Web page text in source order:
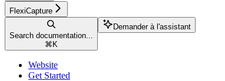
FlexiCapture
Search documentation...
⌘ K
Demander à l'assistant
Website
Get Started